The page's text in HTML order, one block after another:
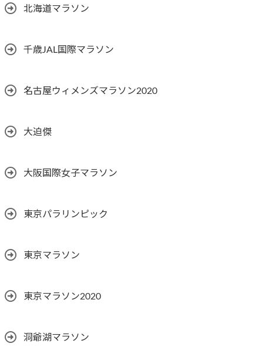
北海道マラソン
千歳JAL国際マラソン
名古屋ウィメンズマラソン2020
大迫傑
大阪国際女子マラソン
東京パラリンピック
東京マラソン
東京マラソン2020
洞爺湖マラソン